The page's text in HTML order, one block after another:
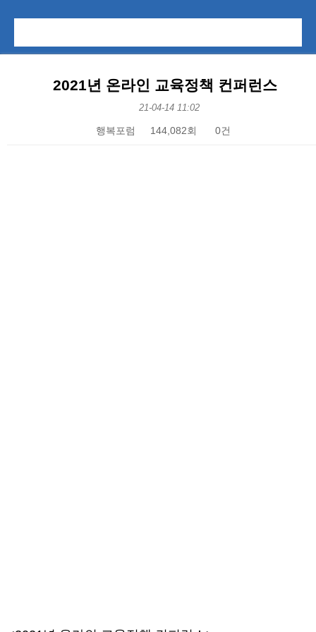
2021년 온라인 교육정책 컨퍼런스
21-04-14 11:02
행복포럼 144,082회 0건